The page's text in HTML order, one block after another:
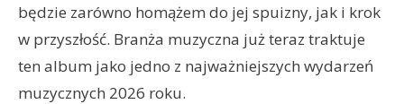
będzie zarówno homążem do jej spuizny, jak i krok
w przyszłość. Branża muzyczna już teraz traktuje
ten album jako jedno z najważniejszych wydarzeń
muzycznych 2026 roku.